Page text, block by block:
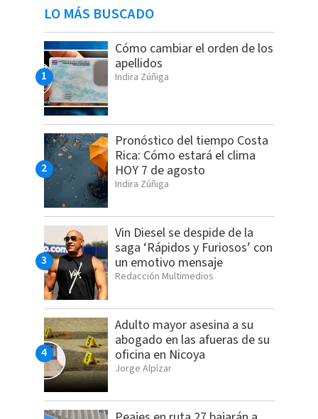
LO MÁS BUSCADO
Cómo cambiar el orden de los
apellidos
Indira Zúñiga
Pronóstico del tiempo Costa
Rica: Cómo estará el clima
HOY 7 de agosto
Indira Zúñiga
Vin Diesel se despide de la
saga ‘Rápidos y Furiosos’ con
un emotivo mensaje
Redacción Multimedios
Adulto mayor asesina a su
abogado en las afueras de su
oficina en Nicoya
Jorge Alpízar